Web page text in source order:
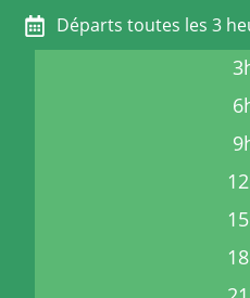
Départs toutes les 3